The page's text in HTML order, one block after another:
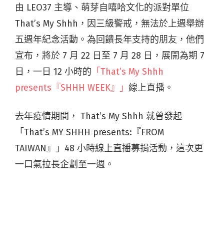
由 LEO37 主導、萌芽自嘻哈文化的派對單位
That’s My Shhh，因三級警戒，無法於上週舉辦
五週年紀念活動。為回饋長年支持的朋友，他們
宣布，將於 7 月 22 日至 7 月 28 日，展開為期 7
日，一日 12 小時的 「That’s My Shhh
presents『SHHH WEEK』」 線上直播。
去年疫情期間， That’s My Shhh 就曾發起
「That’s MY SHHH presents:『FROM
TAIWAN』」48 小時線上直播募捐活動，這次更
一口氣拉長企劃至一週。